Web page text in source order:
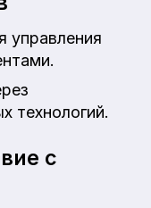
управления
технологий.
с